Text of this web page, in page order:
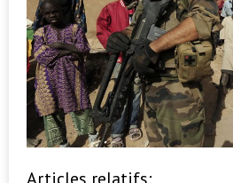
Articles relatifs: